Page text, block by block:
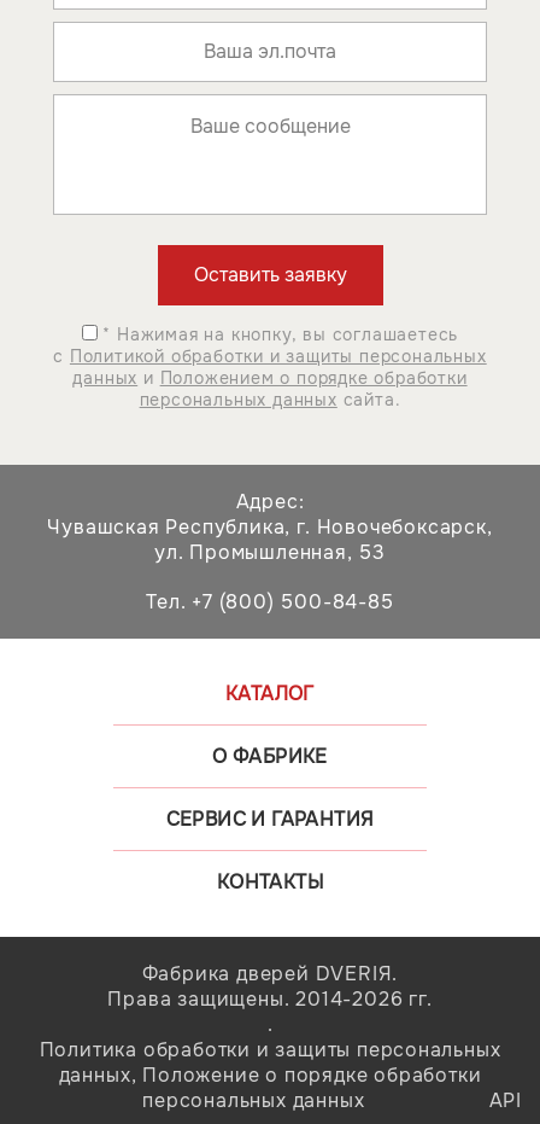
* Нажимая на кнопку, вы соглашаетесь
с Политикой обработки и защиты персональных
данных и Положением о порядке обработки
персональных данных сайта.
Адрес:
Чувашская Республика, г. Новочебоксарск,
ул. Промышленная, 53
Тел. +7 (800) 500-84-85
КАТАЛОГ
О ФАБРИКЕ
СЕРВИС И ГАРАНТИЯ
КОНТАКТЫ
Фабрика дверей DVERIЯ.
Права защищены. 2014-2026 гг.
.
Политика обработки и защиты персональных
данных, Положение о порядке обработки
персональных данных
API